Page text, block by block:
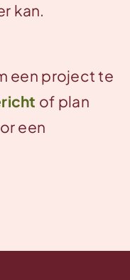
kan.
een project te
of plan
een